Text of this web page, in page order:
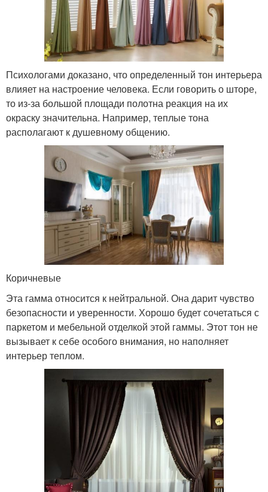
Психологами доказано, что определенный тон интерьера
влияет на настроение человека. Если говорить о шторе,
то из-за большой площади полотна реакция на их
окраску значительна. Например, теплые тона
располагают к душевному общению.
Коричневые
Эта гамма относится к нейтральной. Она дарит чувство
безопасности и уверенности. Хорошо будет сочетаться с
паркетом и мебельной отделкой этой гаммы. Этот тон не
вызывает к себе особого внимания, но наполняет
интерьер теплом.